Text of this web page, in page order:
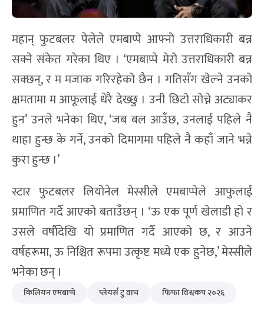
सक्ने संकेत गरेका थिए । ‘एमबाप्पे मेरो उत्तराधिकारी बन्न
सक्छन्, र म मजाक गरिरहेको छैन । गतिसँग खेल्ने उनको
क्षमतामा म आफूलाई धेरै देख्छु । उनी छिटो सोच्ने अट्याकर
हुन’ उनले भनेका थिए, ‘जब बल आउँछ, उनलाई पहिले नै
थाहा हुन्छ के गर्ने, उनको दिमागमा पहिले नै कहाँ जाने भन्ने
कुरा हुन्छ ।’